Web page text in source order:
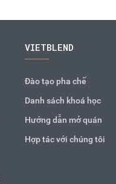
VIETBLEND
Đào tạo pha chế
Danh sách khoá học
Hướng dẫn mở quán
Hợp tác với chúng tôi